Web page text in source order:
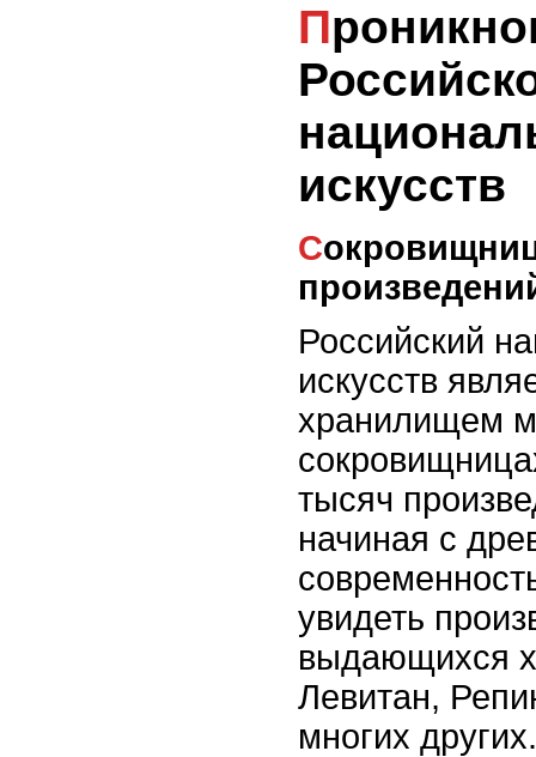
Проникновение в душу
искусств
Сокровищницы с миллионами
Российский
искусств
хранилищем
тысяч
начиная с
увидеть
выдающихся
Левитан,
многих других.